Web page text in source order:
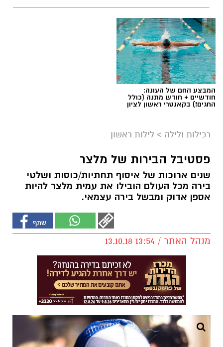
המבצע החם של העונה:
חודשיים + חודש מתנה (כולל
החגים!) בקאנטרי ראשון לציון
רכילות ולילה > לילות ראשון
פסטיבל הבירות של מלצר
שנים ארוכות של איסוף תחתיות/כוסות ושלטי
בירה מכל העולם הובילו את עמית מלצר להיות
אספן אדוק ומבשל בירה עצמאי.
מנהל האתר / 13:54 13.10.18